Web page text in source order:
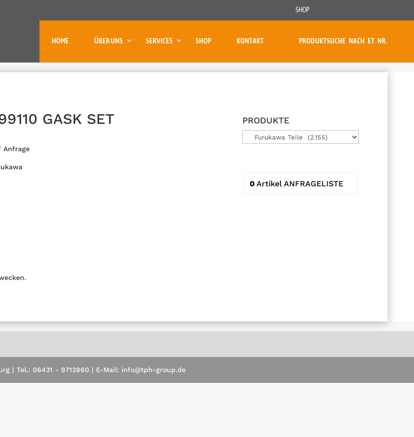
SHOP
HOME ÜBER UNS SERVICES SHOP KONTAKT PRODUKTSUCHE NACH ET NR.
GASK SET
Anfrage
PRODUKTE
0Artikel ANFRAGELISTE
| Tel.: 06431 - 9712860 | E-Mail: info@tph-group.de